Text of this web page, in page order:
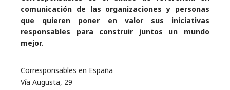
comunicación de las organizaciones y personas
que quieren poner en valor sus iniciativas
responsables para construir juntos un mundo
mejor.
Corresponsables en España
Vía Augusta, 29